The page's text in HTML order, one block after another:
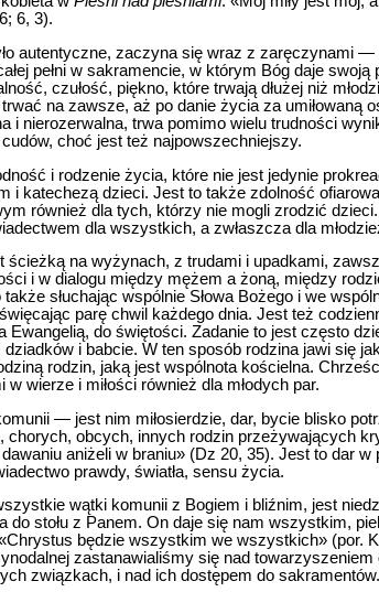
6, 3).
autentyczne, zaczyna się wraz z zaręczynami
pełni w sakramencie, w którym Bóg daje swoją
czułość, piękno, które trwają dłużej niż
na zawsze, aż po danie życia za umiłowaną
i nierozerwalna, trwa pomimo wielu trudności
choć jest też najpowszechniejszy.
i rodzenie życia, które nie jest jedynie
i katechezą dzieci. Jest to także zdolność
również dla tych, którzy nie mogli zrodzić
dla wszystkich, a zwłaszcza dla
ścieżką na wyżynach, z trudami i upadkami,
i w dialogu między mężem a żoną, między
słuchając wspólnie Słowa Bożego i we
parę chwil każdego dnia. Jest też
Ewangelią, do świętości. Zadanie to jest często
i babcie. W ten sposób rodzina jawi się
rodzin, jaką jest wspólnota kościelna.
w wierze i miłości również dla młodych par.
— jest nim miłosierdzie, dar, bycie blisko
chorych, obcych, innych rodzin przeżywających
aniżeli w braniu» (Dz 20, 35). Jest to dar w
prawdy, światła, sensu życia.
wątki komunii z Bogiem i bliźnim, jest
do stołu z Panem. On daje się nam wszystkim,
będzie wszystkim we wszystkich» (por.
zastanawialiśmy się nad
związkach, i nad ich dostępem do sakramentów.